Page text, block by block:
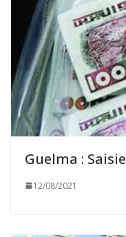
Guelma :
12/08/2021